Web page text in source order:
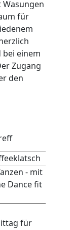
für
bei einem
Zugang
den
- mit
Dance fit
für